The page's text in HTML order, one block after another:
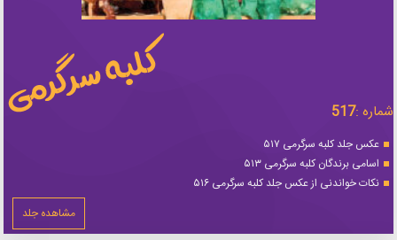
شماره :517
عکس جلد کلبه سرگرمی ۵۱۷
اسامی برندگان کلبه سرگرمی ۵۱۳
نکات خواندنی از عکس جلد کلبه سرگرمی ۵۱۶
مشاهده جلد